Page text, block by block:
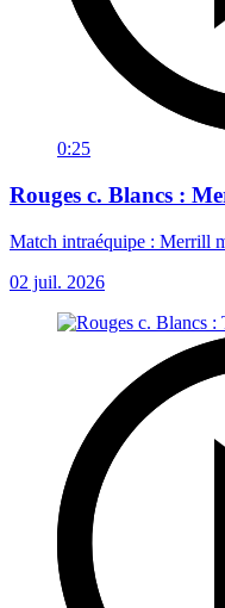
0:25
Rouges c. Blancs :
Match intraéquipe : Merrill
02 juil. 2026